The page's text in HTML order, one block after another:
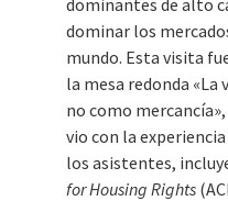
dominar los
mundo. Esta visita
la mesa redonda «La
no como mercancía»,
vio con la
los asistentes,
for Housing Rights